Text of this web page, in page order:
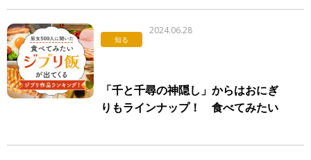
知る
2024.06.28
「千と千尋の神隠し」からはおにぎ
りもラインナップ！ 食べてみたい
キング